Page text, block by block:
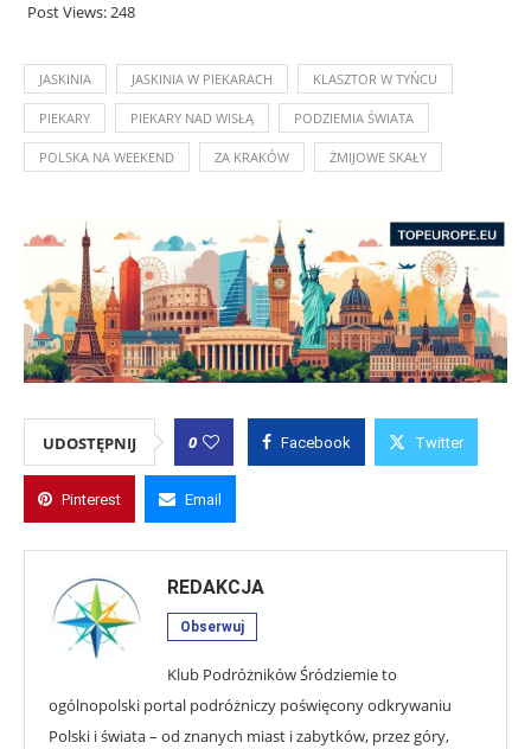
Post Views:248
JASKINIA JASKINIA W PIEKARACH KLASZTOR W TYŃCU
PIEKARY PIEKARY NAD WISŁĄ PODZIEMIA ŚWIATA
POLSKA NA WEEKEND ZA KRAKÓW ŻMIJOWE SKAŁY
UDOSTĘPNIJ 0 Facebook Twitter
Pinterest Email
REDAKCJA
Obserwuj
Klub Podróżników Śródziemie to
ogólnopolski portal podróżniczy poświęcony odkrywaniu
Polski i świata – od znanych miast i zabytków, przez góry,